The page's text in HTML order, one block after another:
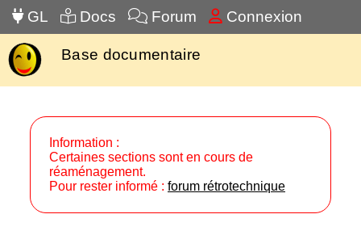
GL Docs Forum Connexion
Base documentaire
Information :
Certaines sections sont en cours de
réaménagement.
Pour rester informé : forum rétrotechnique